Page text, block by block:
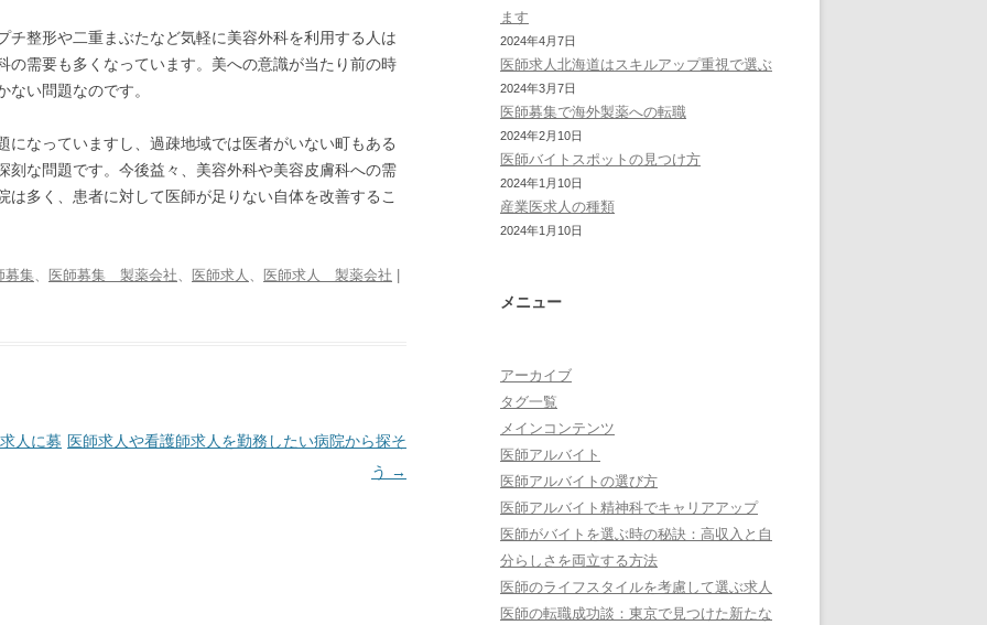
チ整形や二重まぶたなど気軽に美容外科を利用する人は
の需要も多くなっています。美への意識が当たり前の時
い問題なのです。
になっていますし、過疎地域では医者がいない町もある
刻な問題です。今後益々、美容外科や美容皮膚科への需
多く、患者に対して医師が足りない自体を改善するこ
募集、 医師募集 製薬会社、 医師求人 、 医師求人 製薬会社
人に募 医師求人や看護師求人を勤務したい病院から探そ
う →
ます
2024年4月7日
医師求人北海道はスキルアップ重視で選ぶ
2024年3月7日
医師募集で海外製薬への転職
2024年2月10日
医師バイトスポットの見つけ方
2024年1月10日
産業医求人の種類
2024年1月10日
メニュー
アーカイブ
タグ一覧
メインコンテンツ
医師アルバイト
医師アルバイトの選び方
医師アルバイト精神科でキャリアアップ
医師がバイトを選ぶ時の秘訣：高収入と自
分らしさを両立する方法
医師のライフスタイルを考慮して選ぶ求人
医師の転職成功談：東京で見つけた新たな